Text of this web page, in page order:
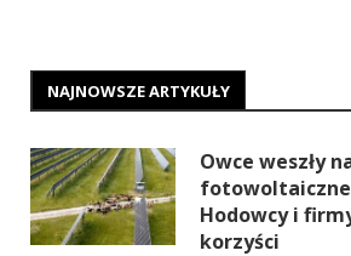
NAJNOWSZE ARTYKUŁY
Owce weszły
Hodowcy i
korzyści